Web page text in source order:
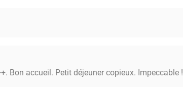
Bon accueil. Petit déjeuner copieux. Impeccable !